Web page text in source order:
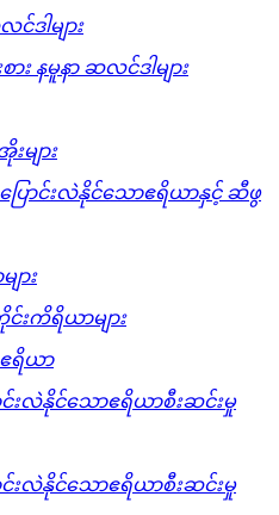
င်ဒါများ
ား နမူနာ ဆလင်ဒါများ
များ
ြောင်းလဲနိုင်သောဧရိယာနှင့် ဆီဖွ
ား
င်းကိရိယာများ
ဧရိယာ
ာင်းလဲနိုင်သောဧရိယာစီးဆင်းမှု
ာင်းလဲနိုင်သောဧရိယာစီးဆင်းမှု